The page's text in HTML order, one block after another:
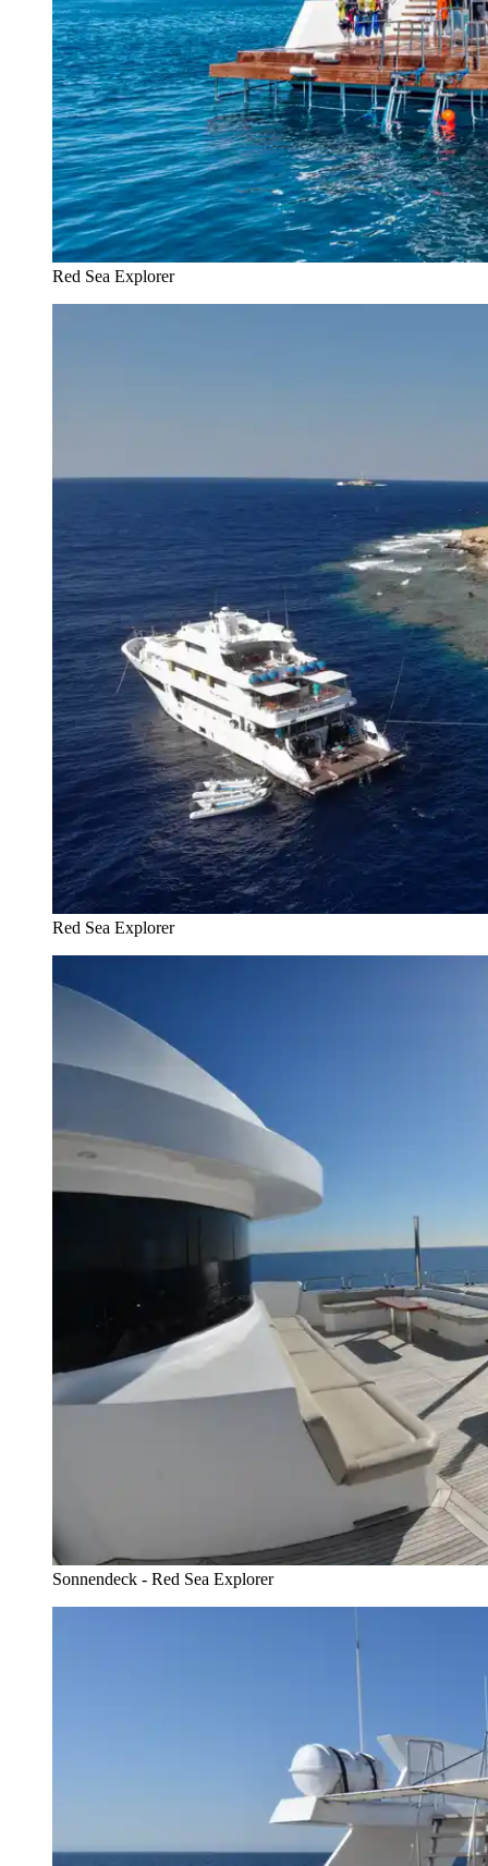
Red Sea Explorer
Red Sea Explorer
Sonnendeck - Red Sea Explorer